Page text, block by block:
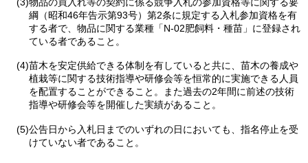
綱（昭和46年告示第93号）第2条に規定する入札参加資格を有
する者で、物品に関する業種「N-02肥飼料・種苗」に登録され
ている者であること。
(4)苗木を安定供給できる体制を有していると共に、苗木の養成や
植栽等に関する技術指導や研修会等を恒常的に実施できる人員
を配置することができること。また過去の2年間に前述の技術
指導や研修会等を開催した実績があること。
(5)公告日から入札日までのいずれの日においても、指名停止を受
けていない者であること。